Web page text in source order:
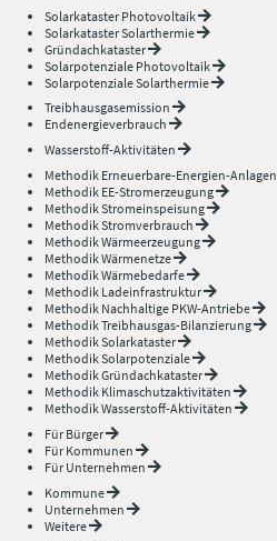
Solarkataster Photovoltaik
Solarkataster Solarthermie
Gründachkataster
Solarpotenziale Photovoltaik
Solarpotenziale Solarthermie
Treibhausgasemission
Endenergieverbrauch
Wasserstoff-Aktivitäten
Methodik Erneuerbare-Energien-Anlagen
Methodik EE-Stromerzeugung
Methodik Stromeinspeisung
Methodik Stromverbrauch
Methodik Wärmeerzeugung
Methodik Wärmenetze
Methodik Wärmebedarfe
Methodik Ladeinfrastruktur
Methodik Nachhaltige PKW-Antriebe
Methodik Treibhausgas-Bilanzierung
Methodik Solarkataster
Methodik Solarpotenziale
Methodik Gründachkataster
Methodik Klimaschutzaktivitäten
Methodik Wasserstoff-Aktivitäten
Für Bürger
Für Kommunen
Für Unternehmen
Kommune
Unternehmen
Weitere